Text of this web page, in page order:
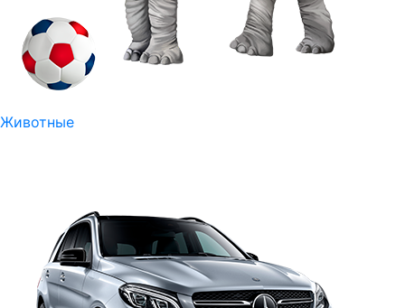
Животные